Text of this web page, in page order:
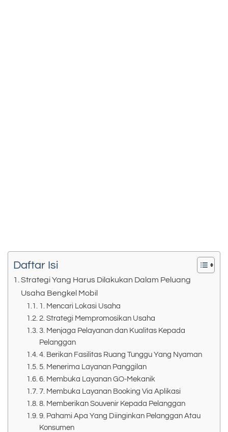
Daftar Isi
Strategi Yang Harus Dilakukan Dalam Peluang
Usaha Bengkel Mobil
1. Mencari Lokasi Usaha
2. Strategi Mempromosikan Usaha
3. Menjaga Pelayanan dan Kualitas Kepada
Pelanggan
4. Berikan Fasilitas Ruang Tunggu Yang Nyaman
5. Menerima Layanan Panggilan
6. Membuka Layanan GO-Mekanik
7. Membuka Layanan Booking Via Aplikasi
8. Memberikan Souvenir Kepada Pelanggan
9. Pahami Apa Yang Diinginkan Pelanggan Atau
Konsumen